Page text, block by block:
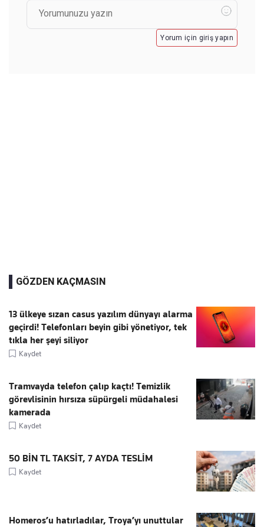
Yorum için giriş yapın
GÖZDEN KAÇMASIN
13 ülkeye sızan casus yazılım dünyayı alarma
geçirdi! Telefonları beyin gibi yönetiyor, tek
tıkla her şeyi siliyor
Kaydet
Tramvayda telefon çalıp kaçtı! Temizlik
görevlisinin hırsıza süpürgeli müdahalesi
kamerada
Kaydet
50 BİN TL TAKSİT, 7 AYDA TESLİM
Kaydet
Homeros’u hatırladılar, Troya’yı unuttular